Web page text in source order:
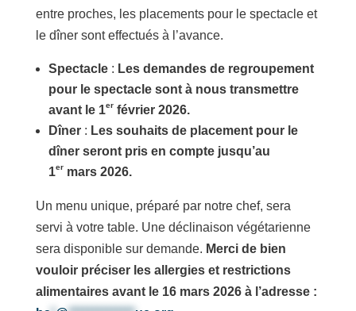
entre proches, les placements pour le spectacle et
le dîner sont effectués à l’avance.
Spectacle: Les demandes de regroupement
pour le spectacle sont à nous transmettre
avant le 1erfévrier 2026.
Dîner: Les souhaits de placement pour le
dîner seront pris en compte jusqu’au
1ermars 2026.
Un menu unique, préparé par notre chef, sera
servi à votre table. Une déclinaison végétarienne
sera disponible sur demande. Merci de bien
vouloir préciser les allergies et restrictions
alimentaires avant le 16 mars 2026 à l’adresse :